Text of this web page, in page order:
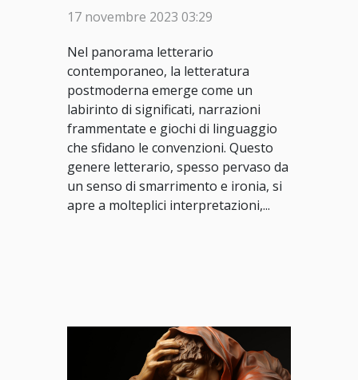
17 novembre 2023 03:29
Nel panorama letterario
contemporaneo, la letteratura
postmoderna emerge come un
labirinto di significati, narrazioni
frammentate e giochi di linguaggio
che sfidano le convenzioni. Questo
genere letterario, spesso pervaso da
un senso di smarrimento e ironia, si
apre a molteplici interpretazioni,...